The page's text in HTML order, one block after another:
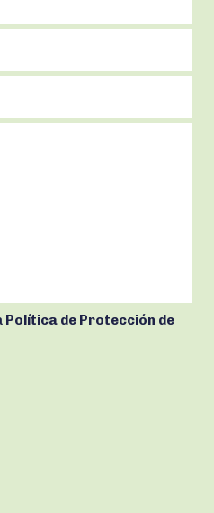
Política de Protección de